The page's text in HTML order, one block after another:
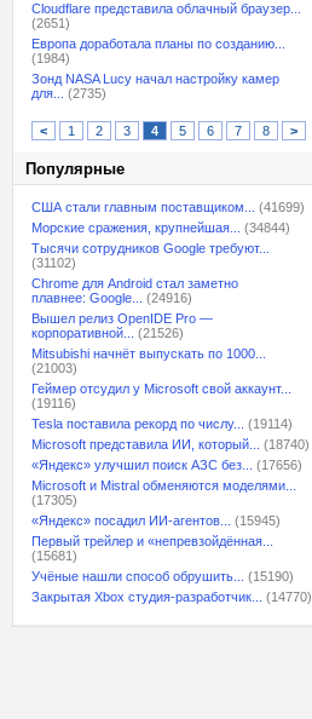
Cloudflare представила облачный браузер...
(2651)
Европа доработала планы по созданию...
(1984)
Зонд NASA Lucy начал настройку камер
для...
(2735)
< 1 2 3 4 5 6 7 8 >
Популярные
США стали главным поставщиком...
(41699)
Морские сражения, крупнейшая...
(34844)
Тысячи сотрудников Google требуют...
(31102)
Chrome для Android стал заметно
плавнее: Google...
(24916)
Вышел релиз OpenIDE Pro —
корпоративной...
(21526)
Mitsubishi начнёт выпускать по 1000...
(21003)
Геймер отсудил у Microsoft свой аккаунт...
(19116)
Tesla поставила рекорд по числу...
(19114)
Microsoft представила ИИ, который...
(18740)
«Яндекс» улучшил поиск АЗС без...
(17656)
Microsoft и Mistral обменяются моделями...
(17305)
«Яндекс» посадил ИИ-агентов...
(15945)
Первый трейлер и «непревзойдённая...
(15681)
Учёные нашли способ обрушить...
(15190)
Закрытая Xbox студия-разработчик...
(14770)